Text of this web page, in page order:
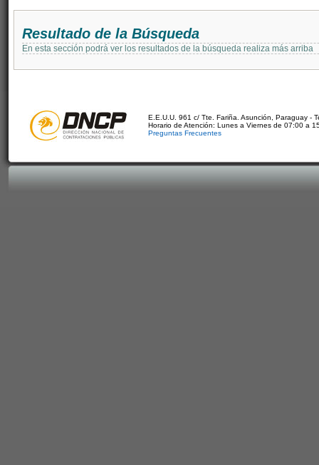
Resultado de la Búsqueda
En esta sección podrá ver los resultados de la búsqueda realiza más arriba
E.E.U.U. 961 c/ Tte. Fariña. Asunción, Paraguay -
Horario de Atención: Lunes a Viernes de 07:00 a
Preguntas Frecuentes